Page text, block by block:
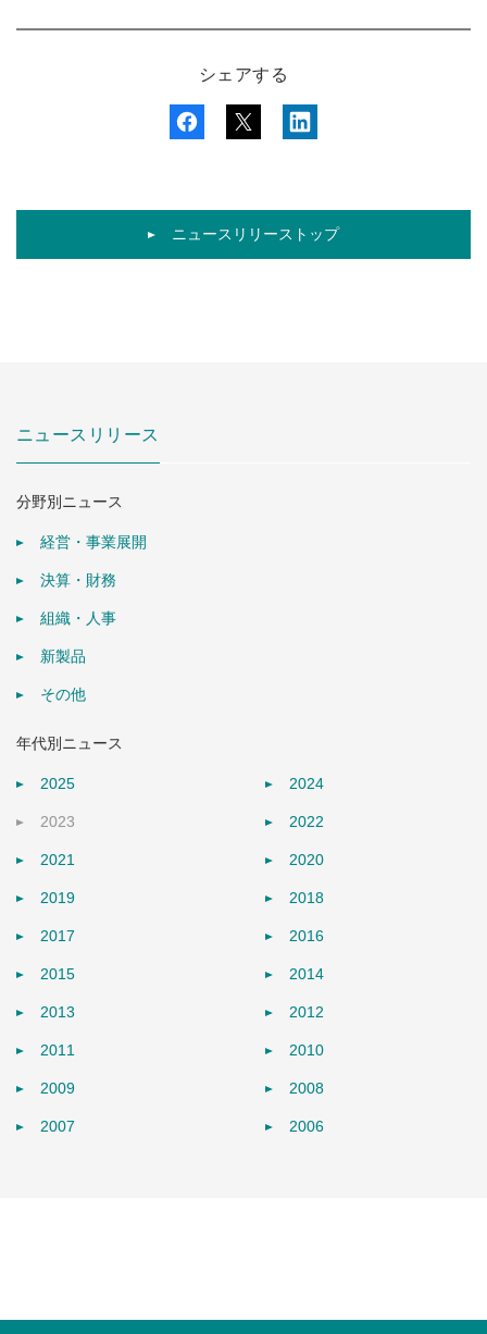
シェアする
ニュースリリーストップ
ニュースリリース
分野別ニュース
経営・事業展開
決算・財務
組織・人事
新製品
その他
年代別ニュース
2025 2024
2023 2022
2021 2020
2019 2018
2017 2016
2015 2014
2013 2012
2011 2010
2009 2008
2007 2006